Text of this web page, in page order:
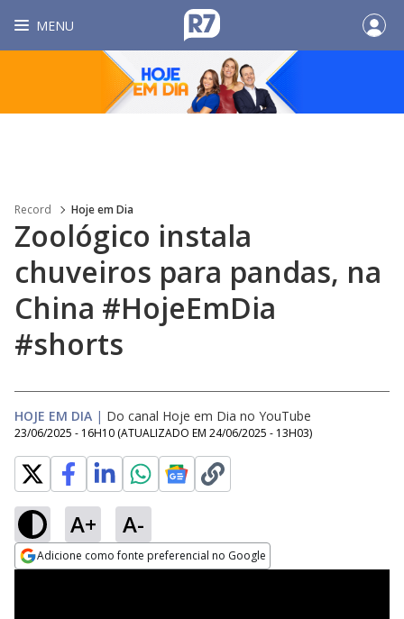
MENU
Record Hoje em Dia
Zoológico instala
chuveiros para pandas, na
China #HojeEmDia
#shorts
HOJE EM DIA | Do canal Hoje em Dia no YouTube
23/06/2025 - 16H10 (ATUALIZADO EM 24/06/2025 - 13H03)
A+ A-
Adicione como fonte preferencial no Google